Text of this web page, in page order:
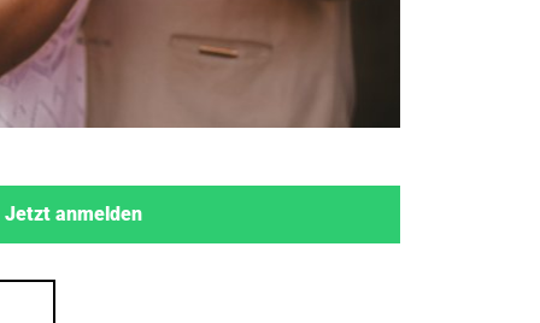
Jetzt anmelden